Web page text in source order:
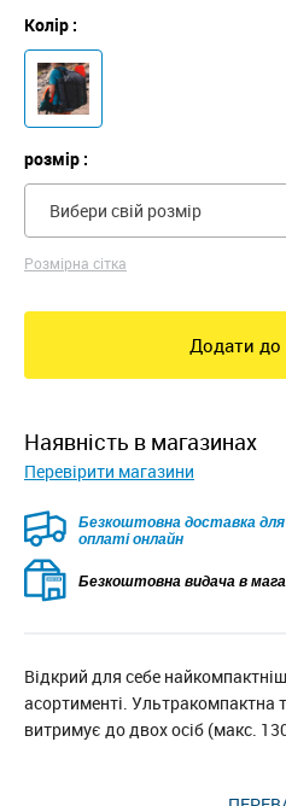
Колір :
розмір :
Вибери свій розмір
Розмірна сітка
Додати
наявність в магазинах
Перевірити магазини
Безкоштовна доставка для
оплаті онлайн
Безкоштовна видача в
Відкрий для себе
асортименті. Ультракомпактна
витримує до двох осіб (макс.